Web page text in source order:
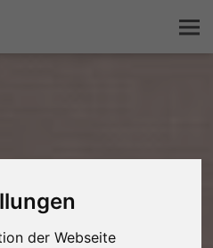
der Webseite
entdecken